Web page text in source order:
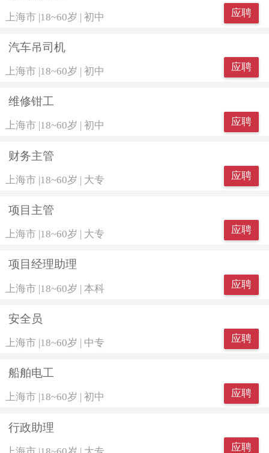
上海市 |18~60岁 | 初中 应聘
汽车吊司机
上海市 |18~60岁 | 初中 应聘
维修钳工
上海市 18~60岁 初中 应聘
财务主管
上海市 |18~60岁 | 大专 应聘
项目主管
上海市 18~60岁 大专 应聘
项目经理助理
上海市 |18~60岁 | 本科 应聘
安全员
上海市 |18~60岁 | 中专 应聘
船舶电工
上海市 18~60岁 初中 应聘
行政助理
应聘